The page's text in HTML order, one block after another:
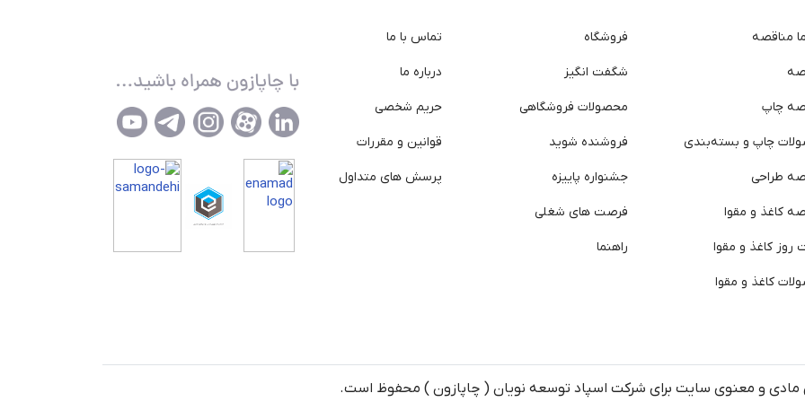
مناقصه
چاپ
چاپ و بسته‌بندی
طراحی
کاغذ و مقوا
روز کاغذ و مقوا
کاغذ و مقوا
فروشگاه
شگفت انگیز
محصولات فروشگاهی
فروشنده شوید
جشنواره پاییزه
فرصت های شغلی
راهنما
تماس با ما
درباره ما
حریم شخصی
قوانین و مقررات
پرسش های متداول
مادی و معنوی سایت برای شرکت اسپاد توسعه نویان ( چاپازون ) محفوظ است.